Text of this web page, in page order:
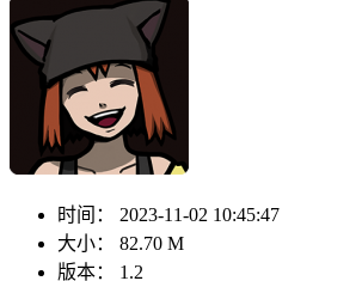
时间：
2023-11-02 10:45:47
大小：
82.70 M
版本：
1.2